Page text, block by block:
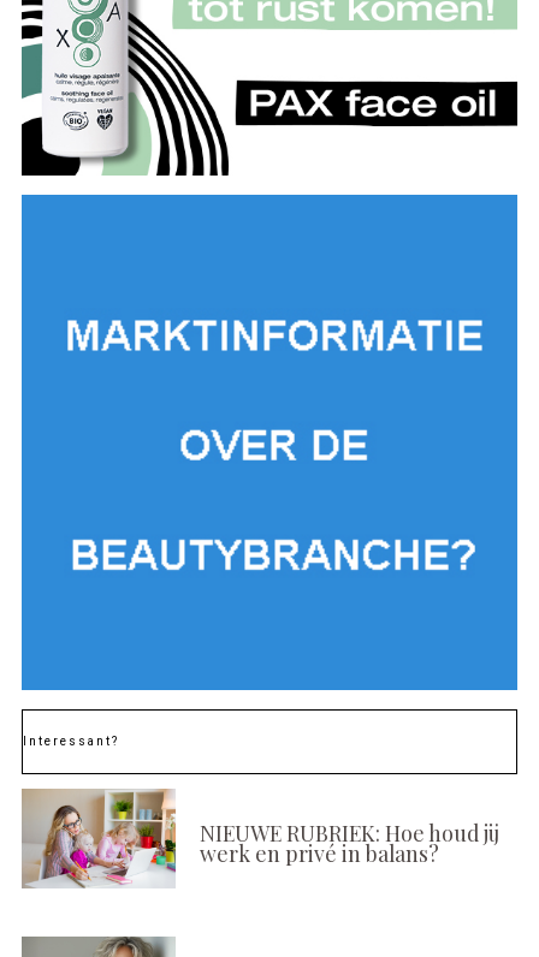
Interessant?
NIEUWE RUBRIEK: Hoe houd jij
werk en privé in balans?